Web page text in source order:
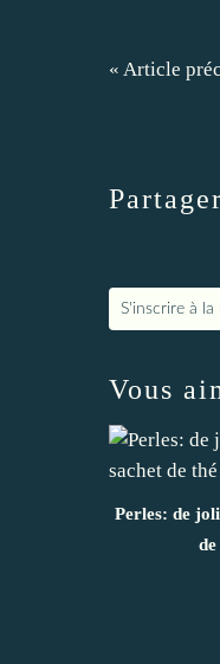
« Article
S'inscrire à
Vous
Perles: de
de